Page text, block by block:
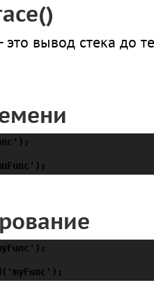
это вывод стека до